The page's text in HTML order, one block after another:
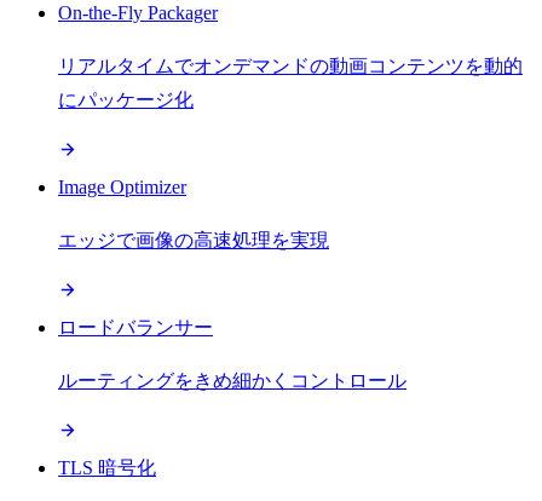
On-the-Fly Packager
リアルタイムでオンデマンドの動画コンテンツを動的
にパッケージ化
Image Optimizer
エッジで画像の高速処理を実現
ロードバランサー
ルーティングをきめ細かくコントロール
TLS 暗号化